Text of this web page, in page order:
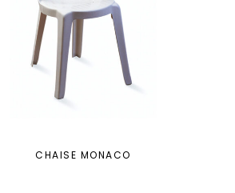
CHAISE MONACO